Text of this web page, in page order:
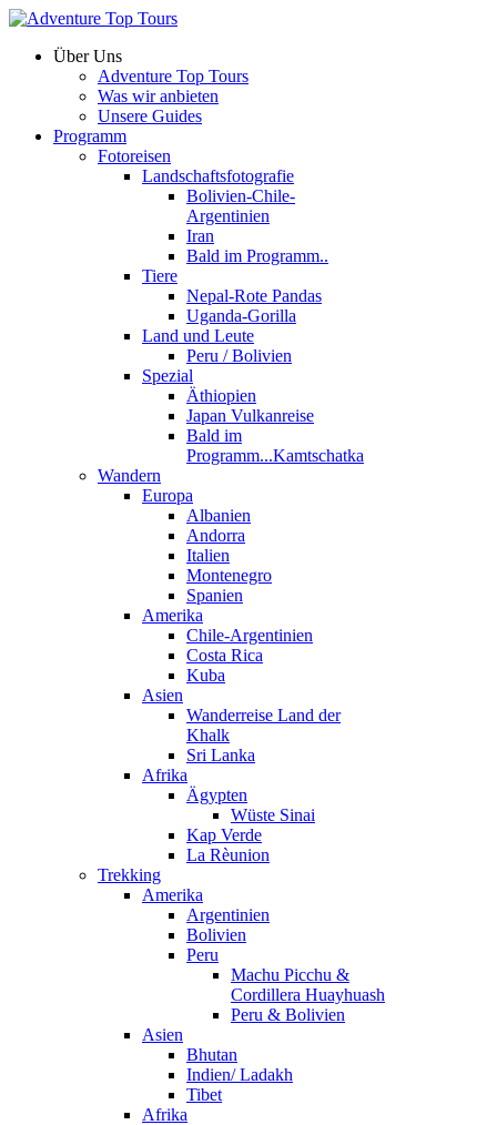
Über Uns
Adventure Top Tours
Was wir anbieten
Unsere Guides
Programm
Fotoreisen
Landschaftsfotografie
Bolivien-Chile-
Argentinien
Iran
Bald im Programm..
Tiere
Nepal-Rote Pandas
Uganda-Gorilla
Land und Leute
Peru / Bolivien
Spezial
Äthiopien
Japan Vulkanreise
Bald im
Programm...Kamtschatka
Wandern
Europa
Albanien
Andorra
Italien
Montenegro
Spanien
Amerika
Chile-Argentinien
Costa Rica
Kuba
Asien
Wanderreise Land der
Khalk
Sri Lanka
Afrika
Ägypten
Wüste Sinai
Kap Verde
La Rèunion
Trekking
Amerika
Argentinien
Bolivien
Peru
Machu Picchu &
Cordillera Huayhuash
Peru & Bolivien
Asien
Bhutan
Indien/ Ladakh
Tibet
Afrika